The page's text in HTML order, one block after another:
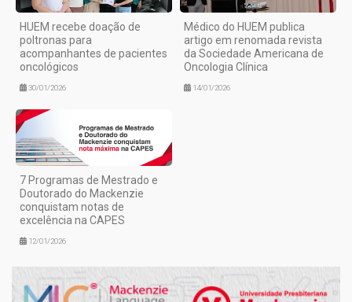
HUEM recebe doação de
poltronas para
acompanhantes de pacientes
oncológicos
30/01/2026
Médico do HUEM publica
artigo em renomada revista
da Sociedade Americana de
Oncologia Clínica
14/01/2026
7 Programas de Mestrado e
Doutorado do Mackenzie
conquistam notas de
excelência na CAPES
12/01/2026